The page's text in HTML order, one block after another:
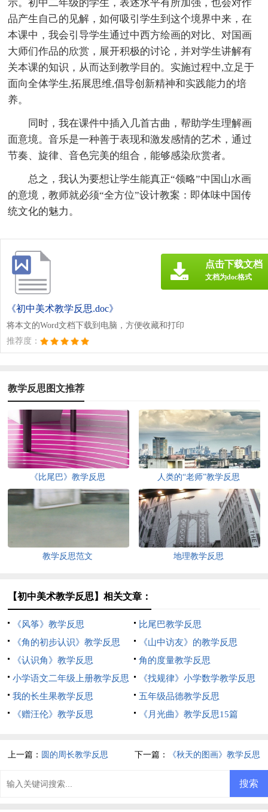
示。初中二年级的学生，表述水平有所加强，也会对作
品产生自己的见解，如何吸引学生到这个境界中来，在
本课中，我会引导学生通过中西方绘画的对比、对国画
大师们作品的欣赏，展开积极的讨论，并对学生讲解有
关本课的知识，从而达到教学目的。实施过程中,立足于
面向全体学生,拓展思维,倡导创新精神和实践能力的培
养。
同时，我在课件中插入几首古曲，帮助学生理解画
面意境。音乐是一种善于表现和激发感情的艺术，通过
节奏、旋律、音色完美的组合，能够感染欣赏者。
总之，我认为要想让学生能真正“领略”中国山水画
的意境，教师就必须“全方位”设计教案：即体味中国传
统文化的魅力。
《初中美术教学反思.doc》
将本文的Word文档下载到电脑，方便收藏和打印
推荐度：
点击下载文档
文档为doc格式
教学反思图文推荐
《比尾巴》教学反思 人类的“老师”教学反思
教学反思范文 地理教学反思
【初中美术教学反思】相关文章：
《风筝》教学反思
比尾巴教学反思
《角的初步认识》教学反思
《山中访友》的教学反思
《认识角》教学反思
角的度量教学反思
小学语文二年级上册教学反思
《找规律》小学数学教学反思
我的长生果教学反思
五年级品德教学反思
《赠汪伦》教学反思
《月光曲》教学反思15篇
上一篇： 圆的周长教学反思 下一篇： 《秋天的图画》教学反思